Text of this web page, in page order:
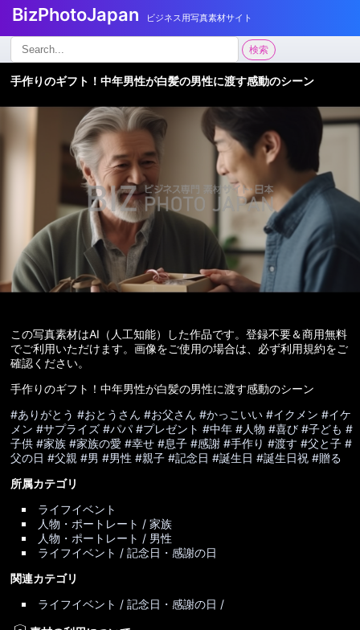
BizPhotoJapan ビジネス用写真素材サイト
検
索:
検索
手作りのギフト！中年男性が白髪の男性に渡す感動のシーン
この写真素材はAI（人工知能）した作品です。登録不要＆商用無料
でご利用いただけます。画像をご使用の場合は、必ず利用規約をご
確認ください。
手作りのギフト！中年男性が白髪の男性に渡す感動のシーン
#ありがとう #おとうさん #お父さん #かっこいい #イクメン #イケ
メン #サプライズ #パパ #プレゼント #中年 #人物 #喜び #子ども #
子供 #家族 #家族の愛 #幸せ #息子 #感謝 #手作り #渡す #父と子 #
父の日 #父親 #男 #男性 #親子 #記念日 #誕生日 #誕生日祝 #贈る
所属カテゴリ
ライフイベント
人物・ポートレート / 家族
人物・ポートレート / 男性
ライフイベント / 記念日・感謝の日
関連カテゴリ
ライフイベント / 記念日・感謝の日 /